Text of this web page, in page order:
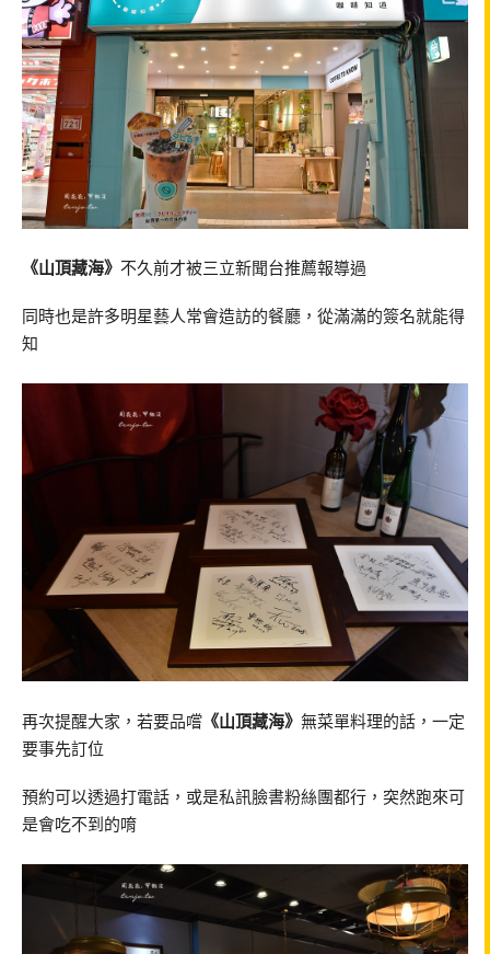
《山頂藏海》 不久前才被三立新聞台推薦報導過
同時也是許多明星藝人常會造訪的餐廳，從滿滿的簽名就能得
知
再次提醒大家，若要品嚐 《山頂藏海》 無菜單料理的話，一定
要事先訂位
預約可以透過打電話，或是私訊臉書粉絲團都行，突然跑來可
是會吃不到的唷